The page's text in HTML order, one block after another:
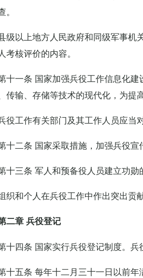
级以上地方人民政府和同级军事机
考核评价的内容。
十一条 国家加强兵役工作信息化建
传输、存储等技术的现代化，为提
役工作有关部门及其工作人员应当
十二条 国家采取措施，加强兵役宣
十三条 军人和预备役人员建立功勋
织和个人在兵役工作中作出突出贡
二章 兵役登记
十四条 国家实行兵役登记制度。兵
十五条 每年十二月三十一日以前